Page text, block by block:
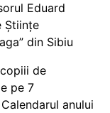
Eduard
Științe
din Sibiu
de
pe 7
anului